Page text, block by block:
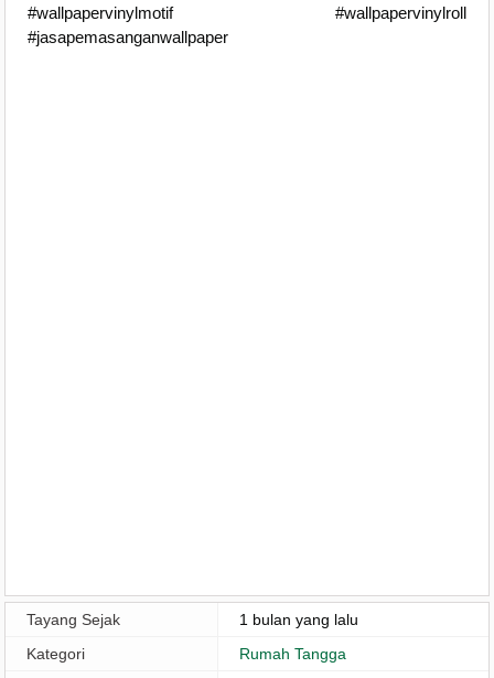
#wallpapervinylmotif #wallpapervinylroll
#jasapemasanganwallpaper
Tayang Sejak
1 bulan yang lalu
Kategori
Rumah Tangga